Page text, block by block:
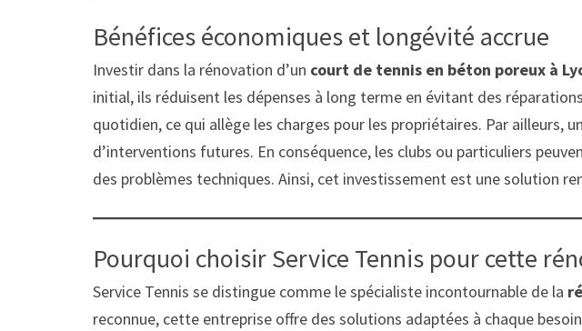
Bénéfices économiques et longévité accrue
Investir dans la rénovation d’un court de tennis en béton poreux à
initial, ils réduisent les dépenses à long terme en évitant des
quotidien, ce qui allège les charges pour les propriétaires. Par
d’interventions futures. En conséquence, les clubs ou particuliers
des problèmes techniques. Ainsi, cet investissement est une solution
Pourquoi choisir Service Tennis pour cette
Service Tennis se distingue comme le spécialiste incontournable de la
reconnue, cette entreprise offre des solutions adaptées à chaque